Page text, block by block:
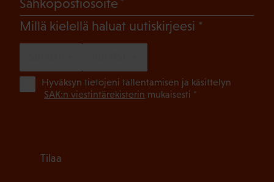
Sähköpostiosoite
Millä kielellä haluat uutiskirjeesi (Pakollinen)
Hyväksyn tietojeni tallentamisen ja käsittelyn
SAK:n viestintärekisterin mukaisesti *
Tilaa